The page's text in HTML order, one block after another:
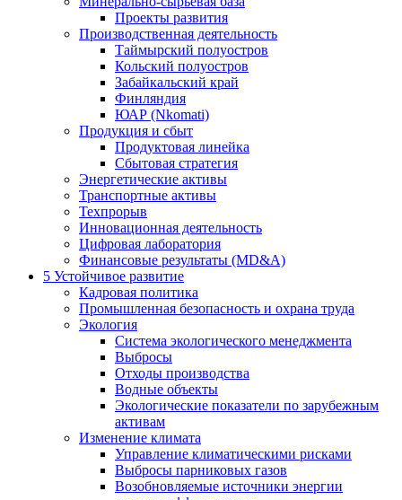
Проекты развития
Производственная деятельность
Таймырский полуостров
Кольский полуостров
Забайкальский край
Финляндия
ЮАР (Nkomati)
Продукция и сбыт
Продуктовая линейка
Сбытовая стратегия
Энергетические активы
Транспортные активы
Техпрорыв
Инновационная деятельность
Цифровая лаборатория
Финансовые результаты (MD&A)
5 Устойчивое развитие
Кадровая политика
Промышленная безопасность и охрана труда
Экология
Система экологического менеджмента
Выбросы
Отходы производства
Водные объекты
Экологические показатели по зарубежным
активам
Изменение климата
Управление климатическими рисками
Выбросы парниковых газов
Возобновляемые источники энергии